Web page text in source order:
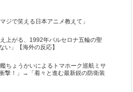
ジで笑える日本アニメ教えて」
上がる、1992年バルセロナ五輪の聖
い」【海外の反応】
ちょうかいによるトマホーク巡航ミサ
撃！」→「着々と進む最新鋭の防衛装